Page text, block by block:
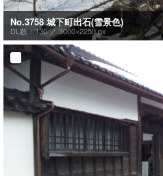
No.3758 城下町出石(雪景色)
DL数：130 ／3000×2250 px